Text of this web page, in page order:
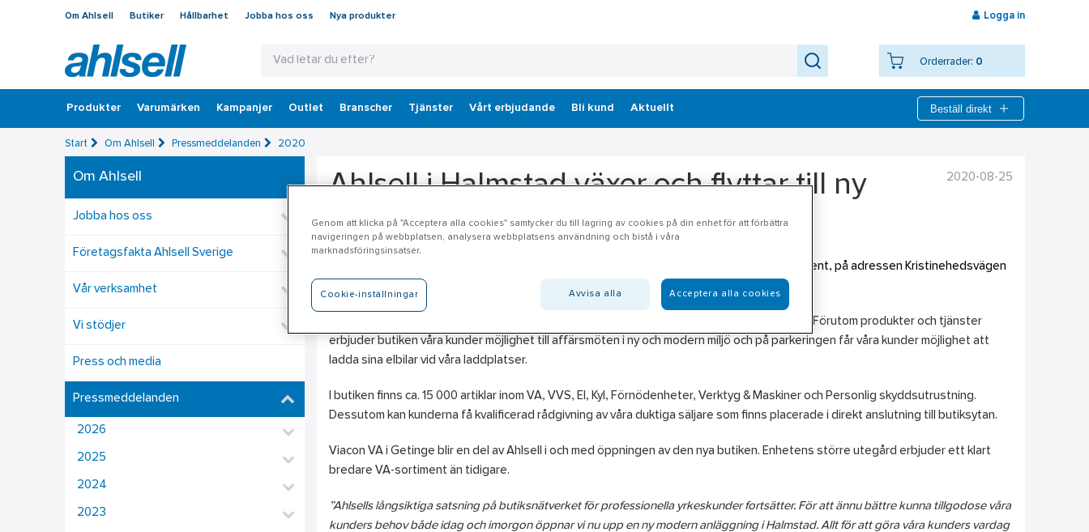
Om Ahlsell Butiker Hållbarhet Jobba hos oss Nya produkter Logga in
Orderrader: 0
Produkter Varumärken Kampanjer Outlet Branscher Tjänster Vårt erbjudande Bli kund Aktuellt Beställ direkt
Start Om Ahlsell Pressmeddelanden 2020
Om Ahlsell
Jobba hos oss
Företagsfakta Ahlsell Sverige
Vår verksamhet
Vi stödjer
Press och media
Pressmeddelanden
2026
2025
2024
2023
2020-08-25
Ahlsell i Halmstad växer och flyttar till ny
adress
Den 31 augusti slår Ahlsell upp dörrarna till en ny och större butik med ett utökat VA sortiment, på adressen Kristinehedsvägen
Anläggningen i Halmstad är över 2 500 kvm och därmed klart större än den gamla enheten. Förutom produkter och tjänster
erbjuder butiken våra kunder möjlighet till affärsmöten i ny och modern miljö och på parkeringen får våra kunder möjlighet att
ladda sina elbilar vid våra laddplatser.
I butiken finns ca. 15 000 artiklar inom VA, VVS, El, Kyl, Förnödenheter, Verktyg & Maskiner och Personlig skyddsutrustning.
Dessutom kan kunderna få kvalificerad rådgivning av våra duktiga säljare som finns placerade i direkt anslutning till butiksytan.
Viacon VA i Getinge blir en del av Ahlsell i och med öppningen av den nya butiken. Enhetens större utegård erbjuder ett klart
bredare VA-sortiment än tidigare.
”Ahlsells långsiktiga satsning på butiksnätverket för professionella yrkeskunder fortsätter. För att ännu bättre kunna tillgodose våra
kunders behov både idag och imorgon öppnar vi nu upp en ny modern anläggning i Halmstad. Allt för att göra våra kunders vardag
Genom att klicka på "Acceptera alla cookies" samtycker du till lagring av cookies på din enhet för att förbättra
navigeringen på webbplatsen, analysera webbplatsens användning och bistå i våra
marknadsföringsinsatser.
Cookie-inställningar Avvisa alla Acceptera alla cookies